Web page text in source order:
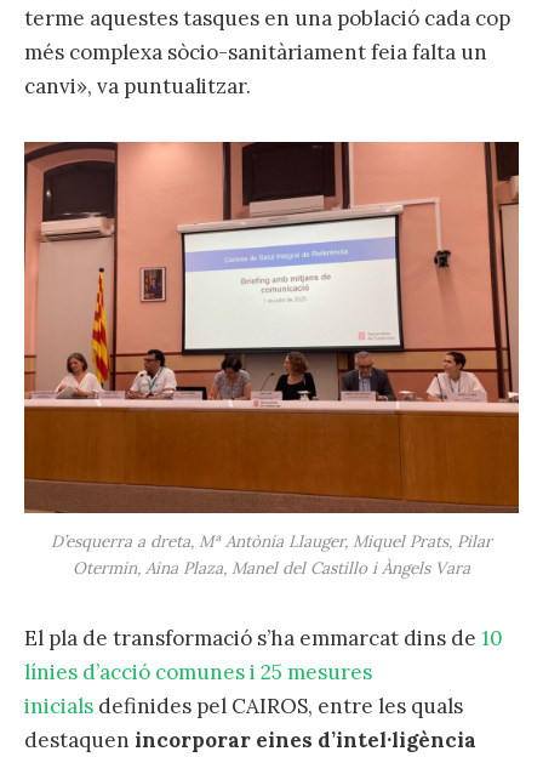
terme aquestes tasques en una població cada cop
més complexa sòcio-sanitàriament feia falta un
canvi», va puntualitzar.
D’esquerra a dreta, Mª Antònia Llauger, Miquel Prats, Pilar
Otermin, Aina Plaza, Manel del Castillo i Àngels Vara
El pla de transformació s’ha emmarcat dins de 10
línies d’acció comunes i 25 mesures
inicials definides pel CAIROS, entre les quals
destaquen incorporar eines d’intel·ligència